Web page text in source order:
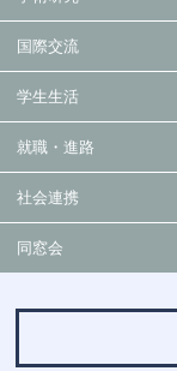
国際交流
学生生活
就職・進路
社会連携
同窓会